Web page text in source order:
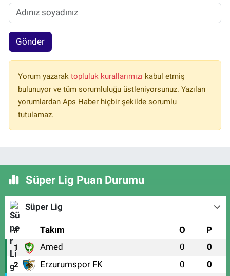
Gönder
Yorum yazarak topluluk kurallarımızı kabul etmiş
bulunuyor ve tüm sorumluluğu üstleniyorsunuz. Yazılan
yorumlardan Aps Haber hiçbir şekilde sorumlu
tutulamaz.
Süper Lig Puan Durumu
Süper Lig
# Takım O P
1 Amed 0 0
2 Erzurumspor FK 0 0